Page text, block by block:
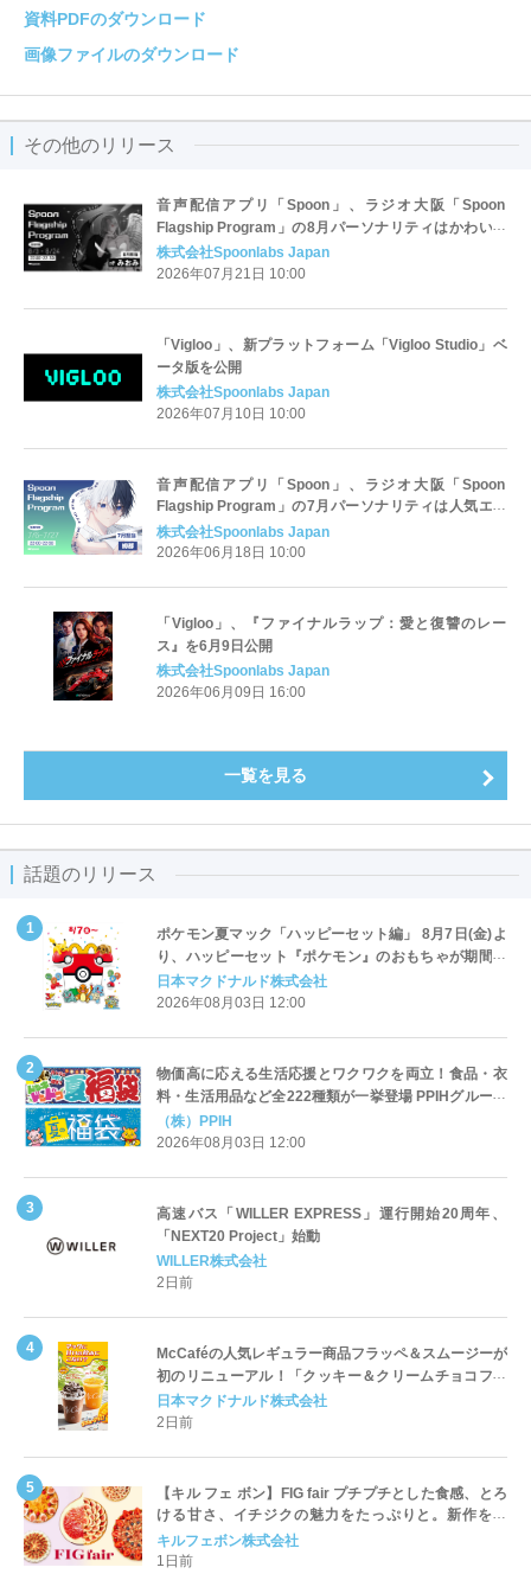
資料PDFのダウンロード
画像ファイルのダウンロード
その他のリリース
音声配信アプリ「Spoon」、ラジオ大阪「Spoon
Flagship Program」の8月パーソナリティはかわいさ
と毒舌のギャップが魅力のみおみに決定！
株式会社Spoonlabs Japan
2026年07月21日 10:00
「Vigloo」、新プラットフォーム「Vigloo Studio」ベ
ータ版を公開
株式会社Spoonlabs Japan
2026年07月10日 10:00
音声配信アプリ「Spoon」、ラジオ大阪「Spoon
Flagship Program」の7月パーソナリティは人気エン
タメ配信DJの絢都に決定！
株式会社Spoonlabs Japan
2026年06月18日 10:00
「Vigloo」、『ファイナルラップ：愛と復讐のレー
ス』を6月9日公開
株式会社Spoonlabs Japan
2026年06月09日 16:00
一覧を見る
話題のリリース
ポケモン夏マック「ハッピーセット編」 8月7日(金)よ
り、ハッピーセット『ポケモン』のおもちゃが期間限
定登場
日本マクドナルド株式会社
2026年08月03日 12:00
物価高に応える生活応援とワクワクを両立！食品・衣
料・生活用品など全222種類が一挙登場 PPIHグループ
「夏福袋」＆セール 8月6日(木)より順次スタート
（株）PPIH
2026年08月03日 12:00
高速バス「WILLER EXPRESS」運行開始20周年、
「NEXT20 Project」始動
WILLER株式会社
2日前
McCaféの人気レギュラー商品フラッペ＆スムージーが
初のリニューアル！「クッキー＆クリームチョコフラ
ッペ」「マンゴースムージー」8月5日（水）から販売
開始
日本マクドナルド株式会社
2日前
【キル フェ ボン】FIG fair プチプチとした食感、とろ
ける甘さ、イチジクの魅力をたっぷりと。新作を含
め、イチジク尽くしの全4種が登場8月20日（木）スタ
ート
キルフェボン株式会社
1日前